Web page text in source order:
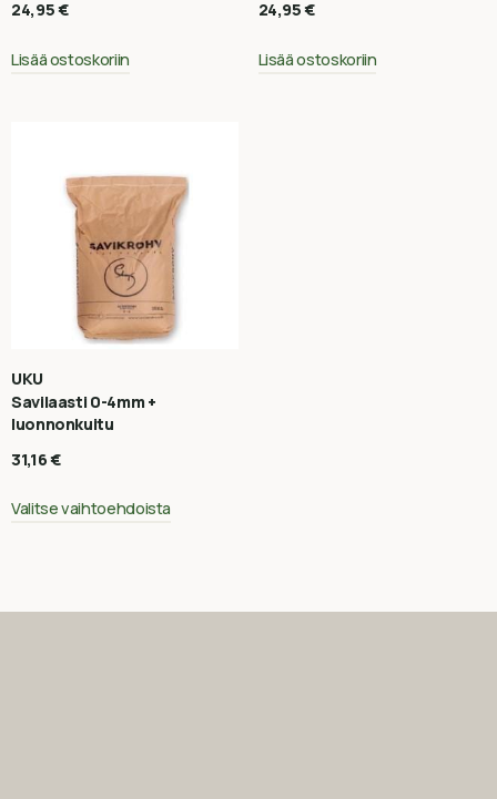
24,95€
Lisää ostoskoriin
24,95€
Lisää ostoskoriin
UKU
Savilaasti 0-4mm +
luonnonkuitu
31,16€
Valitse vaihtoehdoista